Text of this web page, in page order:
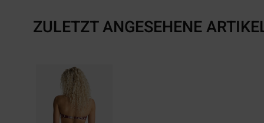
ZULETZT ANGESEHENE